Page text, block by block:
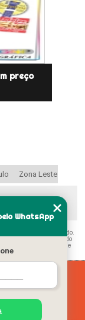
preço
Zona Leste
" é de direito reservado.
sem a autorização do
–
Lei 9610/98 - Lei de
WhatsApp